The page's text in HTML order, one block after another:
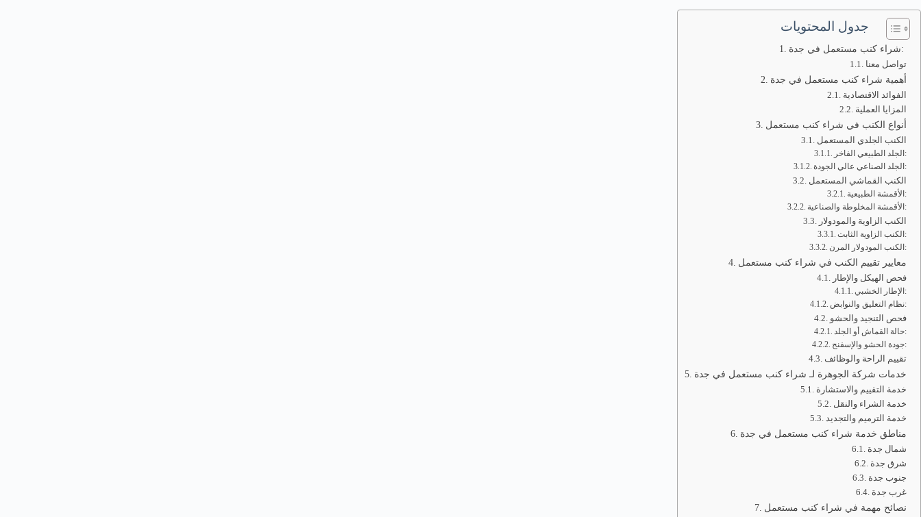
جدول المحتويات
شراء كنب مستعمل في جدة:
تواصل معنا
أهمية شراء كنب مستعمل في جدة
الفوائد الاقتصادية
المزايا العملية
أنواع الكنب في شراء كنب مستعمل
الكنب الجلدي المستعمل
الجلد الطبيعي الفاخر:
الجلد الصناعي عالي الجودة:
الكنب القماشي المستعمل
الأقمشة الطبيعية:
الأقمشة المخلوطة والصناعية:
الكنب الزاوية والمودولار
الكنب الزاوية الثابت:
الكنب المودولار المرن:
معايير تقييم الكنب في شراء كنب مستعمل
فحص الهيكل والإطار
الإطار الخشبي:
نظام التعليق والنوابض:
فحص التنجيد والحشو
حالة القماش أو الجلد:
جودة الحشو والإسفنج:
تقييم الراحة والوظائف
خدمات شركة الجوهرة لـ شراء كنب مستعمل في جدة
خدمة التقييم والاستشارة
خدمة الشراء والنقل
خدمة الترميم والتجديد
مناطق خدمة شراء كنب مستعمل في جدة
شمال جدة
شرق جدة
جنوب جدة
غرب جدة
نصائح مهمة في شراء كنب مستعمل